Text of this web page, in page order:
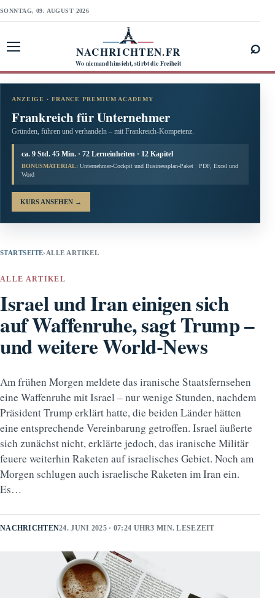
SONNTAG, 09. AUGUST 2026
NACHRICHTEN.FR
Wo niemand hinsieht, stirbt die Freiheit
⌕
ANZEIGE · FRANCE PREMIUM ACADEMY
Frankreich für Unternehmer
Gründen, führen und verhandeln – mit Frankreich-Kompetenz.
ca. 9 Std. 45 Min. · 72 Lerneinheiten · 12 Kapitel
BONUSMATERIAL: Unternehmer-Cockpit und Businessplan-Paket · PDF, Excel und
Word
KURS ANSEHEN →
STARTSEITE› ALLE ARTIKEL
ALLE ARTIKEL
Israel und Iran einigen sich
auf Waffenruhe, sagt Trump –
und weitere World-News
Am frühen Morgen meldete das iranische Staatsfernsehen
eine Waffenruhe mit Israel – nur wenige Stunden, nachdem
Präsident Trump erklärt hatte, die beiden Länder hätten
eine entsprechende Vereinbarung getroffen. Israel äußerte
sich zunächst nicht, erklärte jedoch, das iranische Militär
feuere weiterhin Raketen auf israelisches Gebiet. Noch am
Morgen schlugen auch israelische Raketen im Iran ein.
Es…
NACHRICHTEN24. JUNI 2025 · 07:24 UHR3 MIN. LESEZEIT